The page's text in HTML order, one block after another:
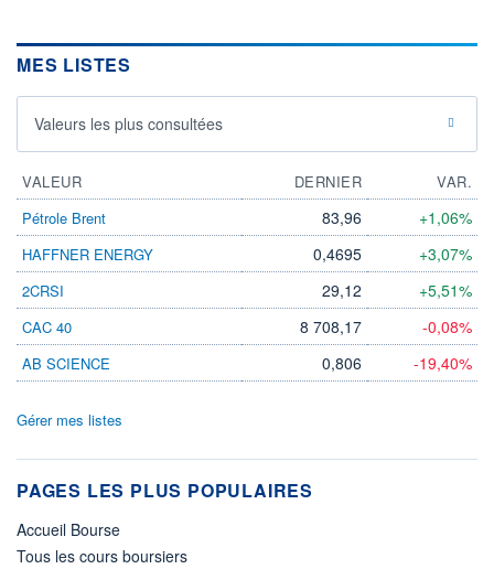
MES LISTES
Valeurs les plus consultées
VALEUR DERNIER
VAR.
Pétrole Brent
83,96 +1,06%
HAFFNER ENERGY 0,4695 +3,07%
2CRSI 29,12 +5,51%
CAC 40 8 708,17 -0,08%
AB SCIENCE 0,806 -19,40%
Gérer mes listes
PAGES LES PLUS POPULAIRES
Accueil Bourse
Tous les cours boursiers